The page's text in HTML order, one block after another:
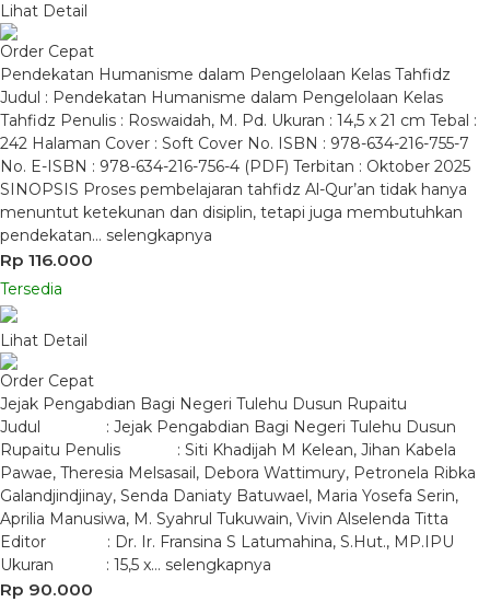
Lihat Detail
Order Cepat
Pendekatan Humanisme dalam Pengelolaan Kelas Tahfidz
Judul : Pendekatan Humanisme dalam Pengelolaan Kelas
Tahfidz Penulis : Roswaidah, M. Pd. Ukuran : 14,5 x 21 cm Tebal :
242 Halaman Cover : Soft Cover No. ISBN : 978-634-216-755-7
No. E-ISBN : 978-634-216-756-4 (PDF) Terbitan : Oktober 2025
SINOPSIS Proses pembelajaran tahfidz Al-Qur’an tidak hanya
menuntut ketekunan dan disiplin, tetapi juga membutuhkan
pendekatan… selengkapnya
Rp 116.000
Tersedia
Lihat Detail
Order Cepat
Jejak Pengabdian Bagi Negeri Tulehu Dusun Rupaitu
Judul : Jejak Pengabdian Bagi Negeri Tulehu Dusun
Rupaitu Penulis : Siti Khadijah M Kelean, Jihan Kabela
Pawae, Theresia Melsasail, Debora Wattimury, Petronela Ribka
Galandjindjinay, Senda Daniaty Batuwael, Maria Yosefa Serin,
Aprilia Manusiwa, M. Syahrul Tukuwain, Vivin Alselenda Titta
Editor : Dr. Ir. Fransina S Latumahina, S.Hut., MP.IPU
Ukuran : 15,5 x… selengkapnya
Rp 90.000